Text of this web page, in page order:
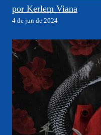
por Kerlem Viana
4 de jun de 2024